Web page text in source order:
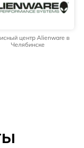
центр Alienware в
Челябинске